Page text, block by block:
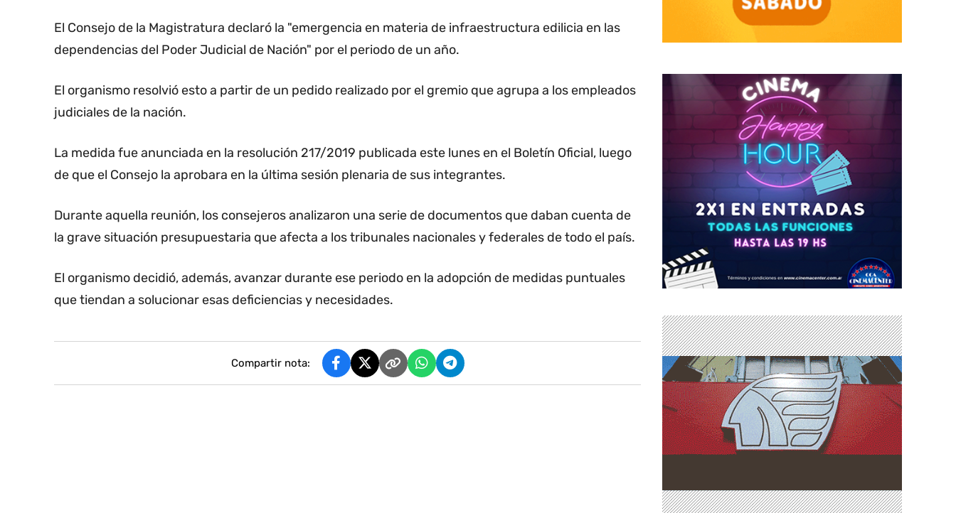
El Consejo de la Magistratura declaró la "emergencia en materia de infraestructura edilicia en las
dependencias del Poder Judicial de Nación" por el periodo de un año.
El organismo resolvió esto a partir de un pedido realizado por el gremio que agrupa a los empleados
judiciales de la nación.
La medida fue anunciada en la resolución 217/2019 publicada este lunes en el Boletín Oficial, luego
de que el Consejo la aprobara en la última sesión plenaria de sus integrantes.
Durante aquella reunión, los consejeros analizaron una serie de documentos que daban cuenta de
la grave situación presupuestaria que afecta a los tribunales nacionales y federales de todo el país.
El organismo decidió, además, avanzar durante ese periodo en la adopción de medidas puntuales
que tiendan a solucionar esas deficiencias y necesidades.
Compartir nota: